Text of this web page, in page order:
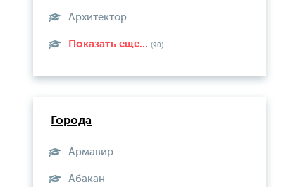
Архитектор
Показать еще... (90)
Города
Армавир
Абакан